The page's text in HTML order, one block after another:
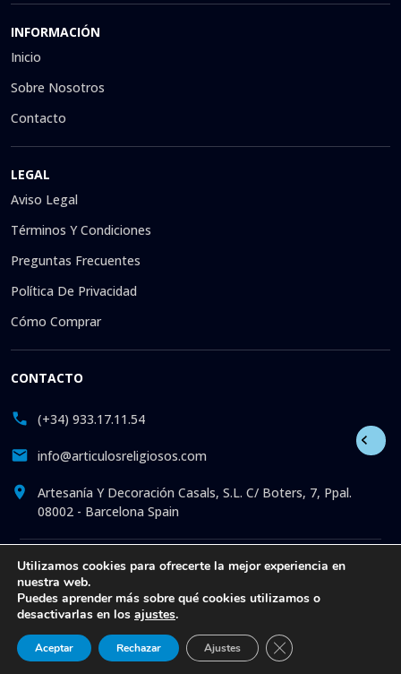
INFORMACIÓN
Inicio
Sobre Nosotros
Contacto
LEGAL
Aviso Legal
Términos Y Condiciones
Preguntas Frecuentes
Política De Privacidad
Cómo Comprar
CONTACTO
(+34) 933.17.11.54
info@articulosreligiosos.com
Artesanía Y Decoración Casals, S.L. C/ Boters, 7, Ppal.
08002 - Barcelona Spain
© 2026 © 1992-presente Artesanía y Decoración Casals, S.L.
Reservados todos los derechos. Tienda online especializada
en la venta de Artículos Religiosos: Estatuas. Fotos. Iconos.
Medallas. Artículos de iglesia. Liturgia. Más de 30 años
ofreciendo atención online a todos nuestros clientes, con
artículos exclusivos al mejor precio y con el mejor servicio.
Utilizamos cookies para ofrecerte la mejor experiencia en
nuestra web.
Puedes aprender más sobre qué cookies utilizamos o
desactivarlas en los ajustes.
Aceptar Rechazar Ajustes Cerrar el banner de